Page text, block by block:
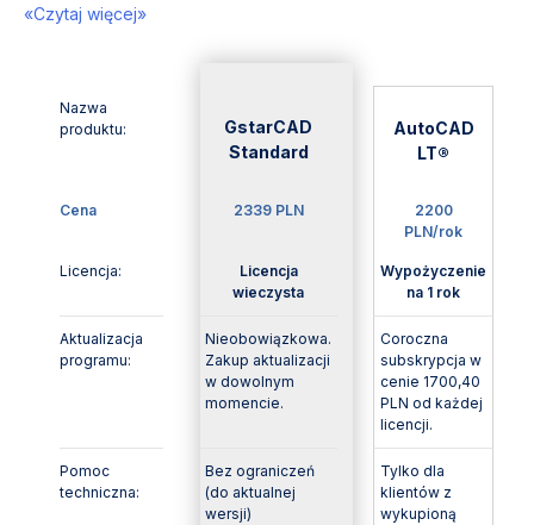
«Czytaj więcej»
Nazwa
produktu:
GstarCAD
Standard
AutoCAD
LT®
Cena 2339 PLN
2200
PLN/rok
Licencja:
Licencja
wieczysta
Wypożyczenie
na 1 rok
Aktualizacja
programu:
Nieobowiązkowa.
Zakup aktualizacji
w dowolnym
momencie.
Coroczna
subskrypcja w
cenie 1700,40
PLN od każdej
licencji.
Pomoc
techniczna:
Bez ograniczeń
(do aktualnej
wersji)
Tylko dla
klientów z
wykupioną